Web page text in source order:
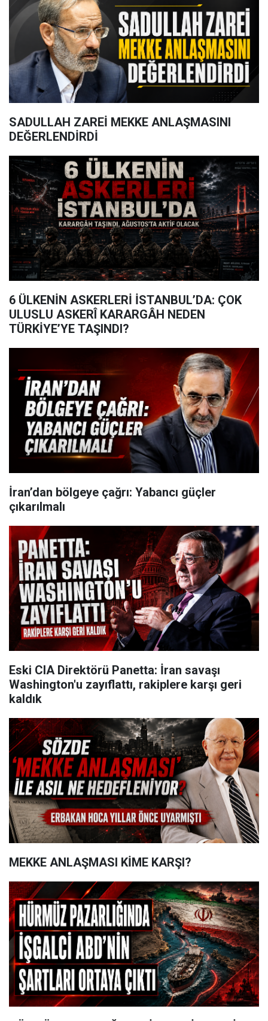
SADULLAH ZAREİ MEKKE ANLAŞMASINI
DEĞERLENDİRDİ
6 ÜLKENİN ASKERLERİ İSTANBUL’DA: ÇOK
ULUSLU ASKERÎ KARARGÂH NEDEN
TÜRKİYE’YE TAŞINDI?
İran’dan bölgeye çağrı: Yabancı güçler
çıkarılmalı
Eski CIA Direktörü Panetta: İran savaşı
Washington'u zayıflattı, rakiplere karşı geri
kaldık
MEKKE ANLAŞMASI KİME KARŞI?